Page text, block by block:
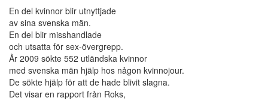
En del kvinnor blir utnyttjade
av sina svenska män.
En del blir misshandlade
och utsatta för sex-övergrepp.
År 2009 sökte 552 utländska kvinnor
med svenska män hjälp hos någon kvinnojour.
De sökte hjälp för att de hade blivit slagna.
Det visar en rapport från Roks,